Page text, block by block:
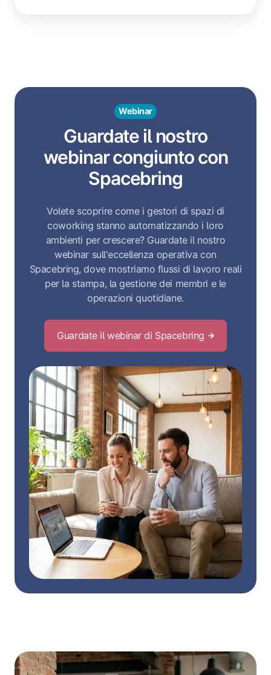
Webinar
Guardate il nostro
webinar congiunto con
Spacebring
Volete scoprire come i gestori di spazi di
coworking stanno automatizzando i loro
ambienti per crescere? Guardate il nostro
webinar sull'eccellenza operativa con
Spacebring, dove mostriamo flussi di lavoro reali
per la stampa, la gestione dei membri e le
operazioni quotidiane.
Guardate il webinar di Spacebring